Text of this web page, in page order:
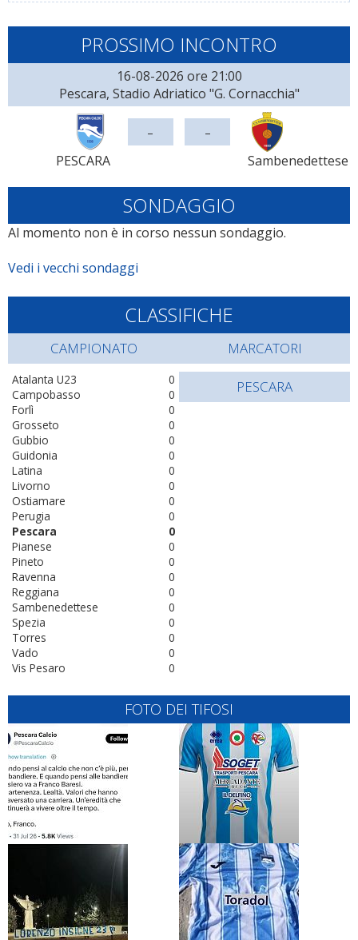
PROSSIMO INCONTRO
16-08-2026 ore 21:00
Pescara, Stadio Adriatico "G. Cornacchia"
PESCARA
- -
Sambenedettese
SONDAGGIO
Al momento non è in corso nessun sondaggio.
Vedi i vecchi sondaggi
CLASSIFICHE
CAMPIONATO
0
Atalanta U23
0
Campobasso
0
Forlì
0
Grosseto
0
Gubbio
0
Guidonia
0
Latina
0
Livorno
0
Ostiamare
0
Perugia
0
Pescara
0
Pianese
0
Pineto
0
Ravenna
0
Reggiana
0
Sambenedettese
0
Spezia
0
Torres
0
Vado
0
Vis Pesaro
MARCATORI
PESCARA
FOTO DEI TIFOSI